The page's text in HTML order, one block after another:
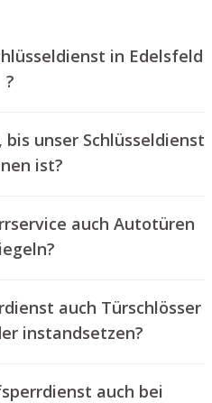
in Edelsfeld
?
ab, wie
des Türschlosses, der
anfallenden
an.
unser Schlüsseldienst
ist?
vor Ort. Die reelle
des Einsatzortes zu
aktuellen
austauschen oder instandsetzen?